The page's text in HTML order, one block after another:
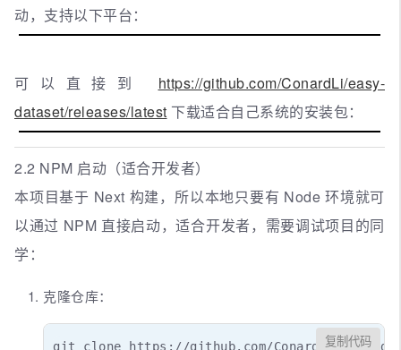
动，支持以下平台：
可以直接到 https://github.com/ConardLi/easy-
dataset/releases/latest 下载适合自己系统的安装包：
2.2 NPM 启动（适合开发者）
本项目基于 Next 构建，所以本地只要有 Node 环境就可
以通过 NPM 直接启动，适合开发者，需要调试项目的同
学：
克隆仓库：
git clone https://github.com/ConardLi/easy-
复制代码